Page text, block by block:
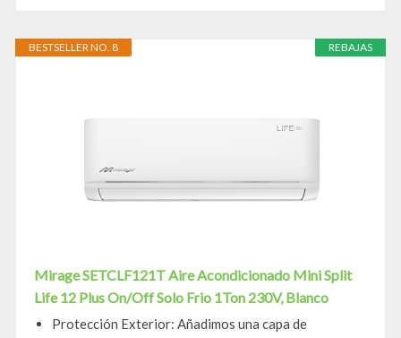
REBAJAS
BESTSELLER NO. 8
Mirage SETCLF121T Aire Acondicionado Mini Split
Life 12 Plus On/Off Solo Frio 1Ton 230V, Blanco
Protección Exterior: Añadimos una capa de